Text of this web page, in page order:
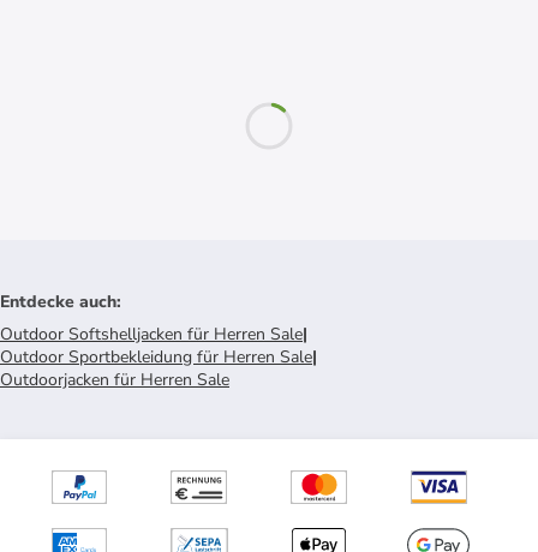
Entdecke auch:
Outdoor Softshelljacken für Herren Sale|
Outdoor Sportbekleidung für Herren Sale|
Outdoorjacken für Herren Sale